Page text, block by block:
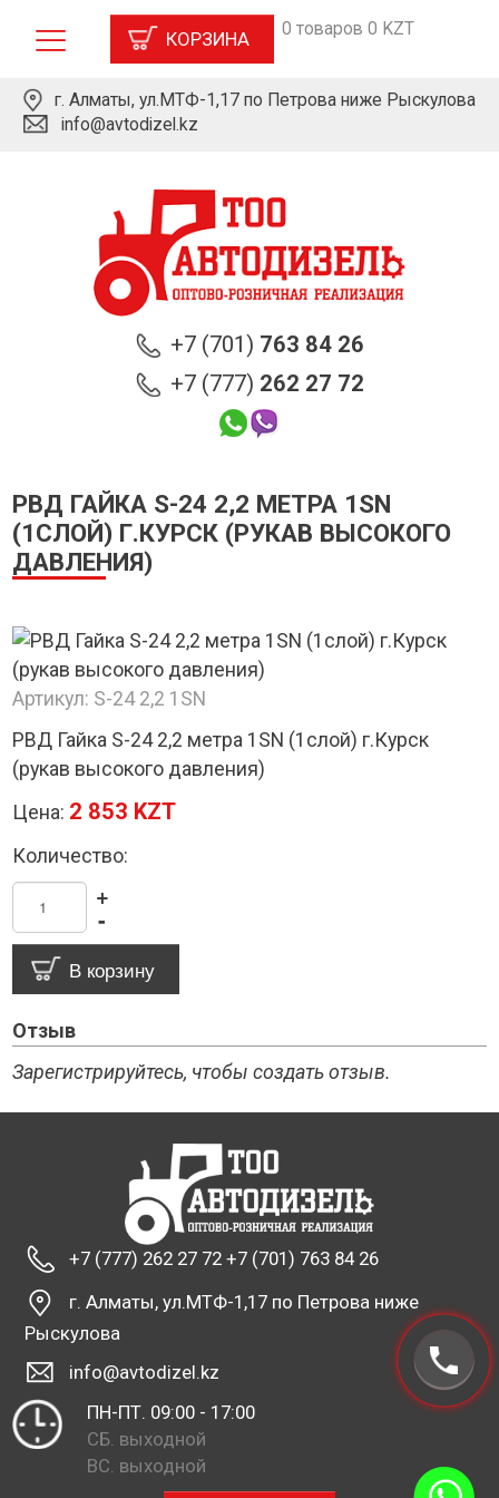
КОРЗИНА 0 товаров 0 KZT
г. Алматы, ул.МТФ-1,17 по Петрова ниже Рыскулова
info@avtodizel.kz
+7 (701) 763 84 26
+7 (777) 262 27 72
РВД ГАЙКА S-24 2,2 МЕТРА 1SN
(1СЛОЙ) Г.КУРСК (РУКАВ ВЫСОКОГО
ДАВЛЕНИЯ)
Артикул: S-24 2,2 1SN
РВД Гайка S-24 2,2 метра 1SN (1слой) г.Курск
(рукав высокого давления)
Цена: 2 853 KZT
Количество:
-
+
Отзыв
Зарегистрируйтесь, чтобы создать отзыв.
+7 (777) 262 27 72 +7 (701) 763 84 26
г. Алматы, ул.МТФ-1,17 по Петрова ниже
Рыскулова
info@avtodizel.kz
ПН-ПТ. 09:00 - 17:00
СБ. выходной
ВС. выходной